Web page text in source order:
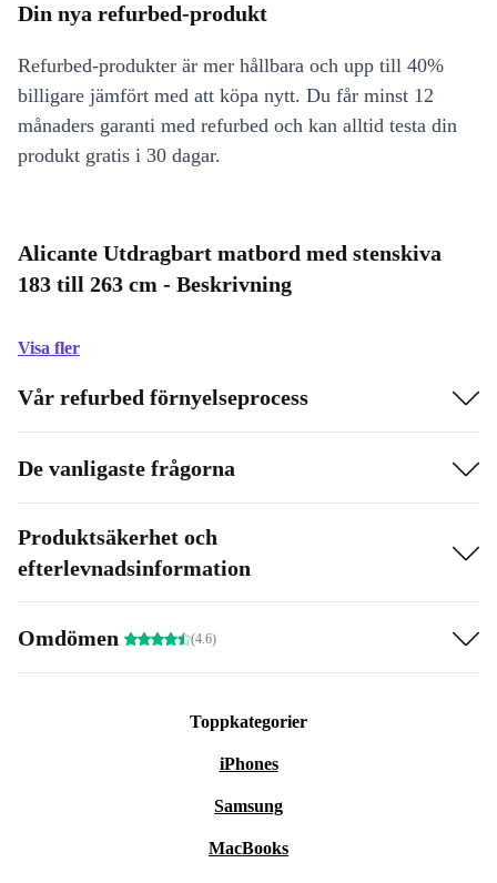
Din nya refurbed-produkt
Refurbed-produkter är mer hållbara och upp till 40%
billigare jämfört med att köpa nytt. Du får minst 12
månaders garanti med refurbed och kan alltid testa din
produkt gratis i 30 dagar.
Alicante Utdragbart matbord med stenskiva
183 till 263 cm - Beskrivning
Visa fler
Vår refurbed förnyelseprocess
De vanligaste frågorna
Produktsäkerhet och
efterlevnadsinformation
Omdömen (4.6)
Toppkategorier
iPhones
Samsung
MacBooks